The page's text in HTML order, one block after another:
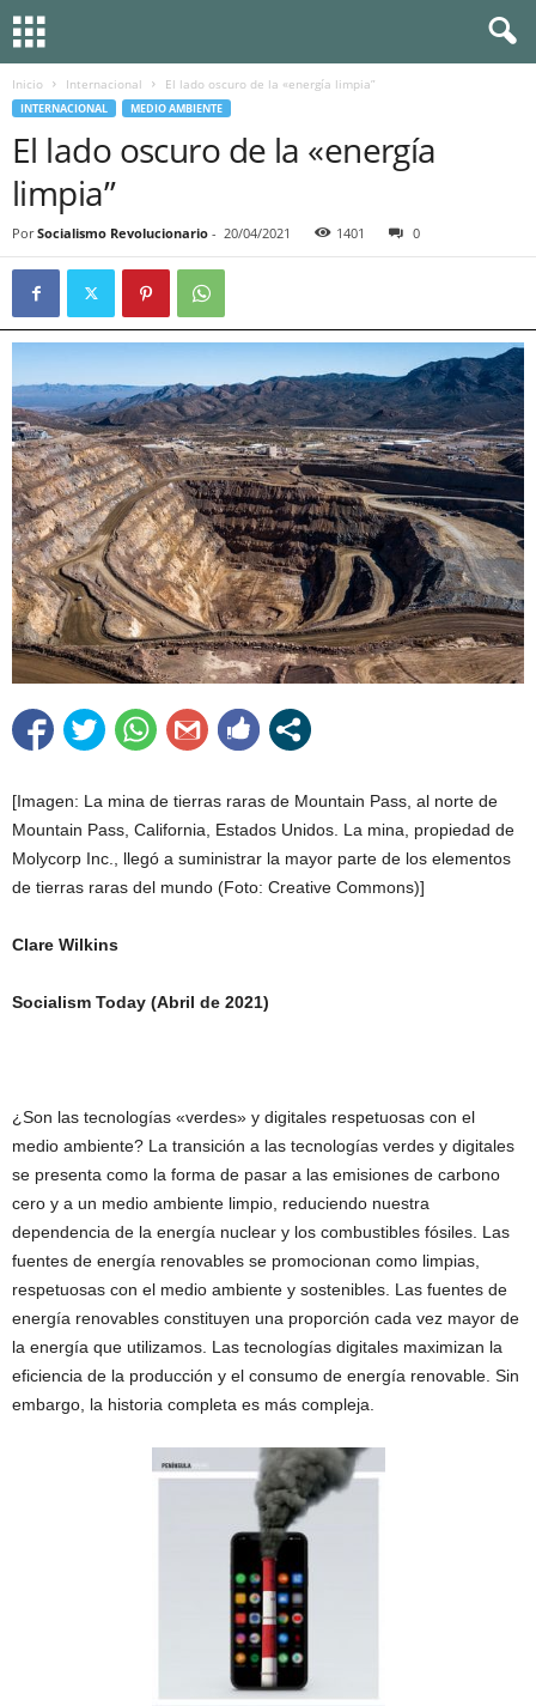
Inicio Internacional El lado oscuro de la «energía limpia”
INTERNACIONAL MEDIO AMBIENTE
El lado oscuro de la «energía
limpia”
Por Socialismo Revolucionario - 20/04/2021 1401 0
[Imagen: La mina de tierras raras de Mountain Pass, al norte de
Mountain Pass, California, Estados Unidos. La mina, propiedad de
Molycorp Inc., llegó a suministrar la mayor parte de los elementos
de tierras raras del mundo (Foto: Creative Commons)]
Clare Wilkins
Socialism Today (Abril de 2021)
¿Son las tecnologías «verdes» y digitales respetuosas con el
medio ambiente? La transición a las tecnologías verdes y digitales
se presenta como la forma de pasar a las emisiones de carbono
cero y a un medio ambiente limpio, reduciendo nuestra
dependencia de la energía nuclear y los combustibles fósiles. Las
fuentes de energía renovables se promocionan como limpias,
respetuosas con el medio ambiente y sostenibles. Las fuentes de
energía renovables constituyen una proporción cada vez mayor de
la energía que utilizamos. Las tecnologías digitales maximizan la
eficiencia de la producción y el consumo de energía renovable. Sin
embargo, la historia completa es más compleja.